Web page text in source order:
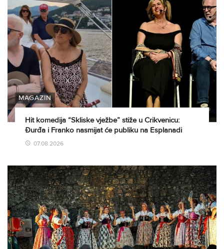
MAGAZIN
Hit komedija “Skliske vježbe” stiže u Crikvenicu:
Đurđa i Franko nasmijat će publiku na Esplanadi
07.08.2026